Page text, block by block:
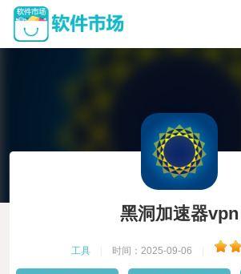
黑洞加速器vpn
工具 时间：2025-09-06